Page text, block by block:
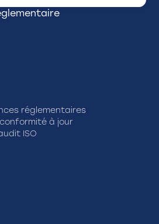
réglementaires
à jour
ISO